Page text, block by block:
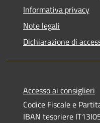
Informativa privacy
Note legali
Dichiarazione di
Accesso ai consiglieri
Codice Fiscale e
IBAN tesoriere